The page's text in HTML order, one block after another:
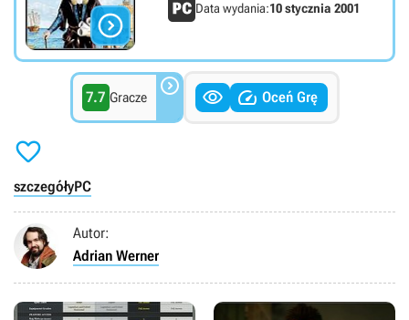
 Data wydania:10 stycznia 2001
7.7 Gracze    Oceń Grę

szczegółyPC
Autor:
Adrian Werner